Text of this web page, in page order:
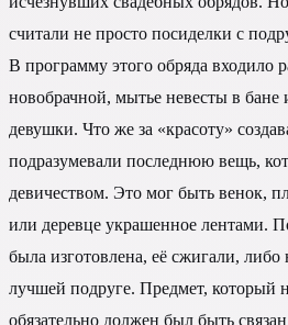
считали не просто посиделки с
В программу этого обряда входило
новобрачной, мытье невесты в бане
девушки. Что же за «красоту»
подразумевали последнюю вещь,
девичеством. Это мог быть венок,
или деревце украшенное лентами.
была изготовлена, её сжигали, либо
лучшей подруге. Предмет, который
обязательно должен был быть